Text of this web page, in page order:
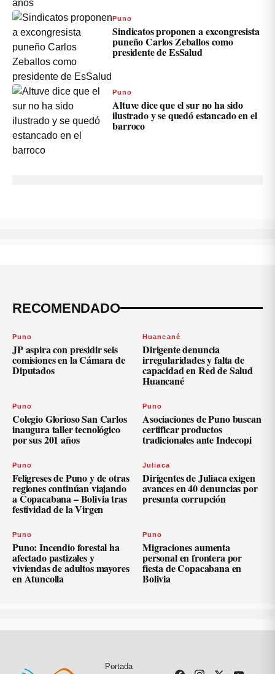
Puno
Sindicatos proponen a excongresista
puneño Carlos Zeballos como
presidente de EsSalud
Puno
Altuve dice que el sur no ha sido
ilustrado y se quedó estancado en el
barroco
RECOMENDADO
Puno
JP aspira con presidir seis
comisiones en la Cámara de
Diputados
Huancané
Dirigente denuncia
irregularidades y falta de
capacidad en Red de Salud
Huancané
Puno
Colegio Glorioso San Carlos
inaugura taller tecnológico
por sus 201 años
Puno
Asociaciones de Puno buscan
certificar productos
tradicionales ante Indecopi
Puno
Feligreses de Puno y de otras
regiones continúan viajando
a Copacabana – Bolivia tras
festividad de la Virgen
Juliaca
Dirigentes de Juliaca exigen
avances en 40 denuncias por
presunta corrupción
Puno
Puno: Incendio forestal ha
afectado pastizales y
viviendas de adultos mayores
en Atuncolla
Puno
Migraciones aumenta
personal en frontera por
fiesta de Copacabana en
Bolivia
Portada